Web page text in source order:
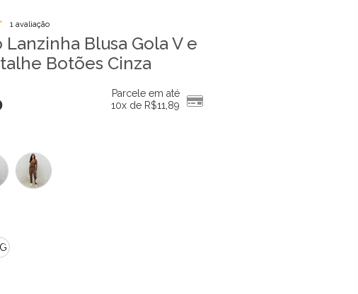
1 avaliação
Blusa Gola V e
Botões Cinza
Parcele em até
10x de R$11,89